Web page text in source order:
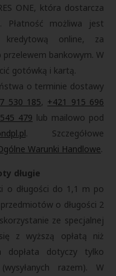
ONE, która dostarcza
Płatność możliwa jest
online, za
przelewem bankowym. W
gotówką i kartą.
o terminie dostawy
530 185, +421 915 696
479 lub mailowo pod
. Szczegółowe
Warunki Handlowe.
długie
o długości do 1,1 m po
o długości 2
ze specjalnej
z wyższą opłatą niż
dopłata dotyczy tylko
razem). W